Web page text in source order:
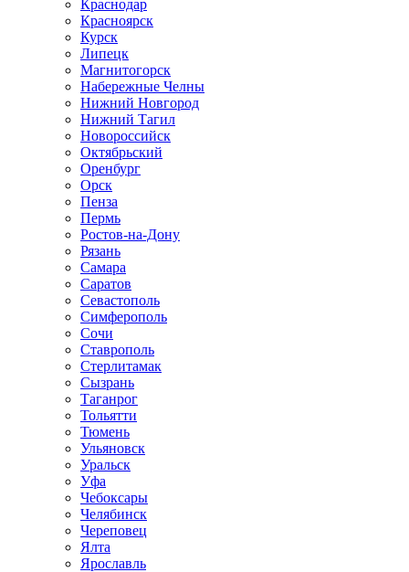
Краснодар
Красноярск
Курск
Липецк
Магнитогорск
Набережные Челны
Нижний Новгород
Нижний Тагил
Новороссийск
Октябрьский
Оренбург
Орск
Пенза
Пермь
Ростов-на-Дону
Рязань
Самара
Саратов
Севастополь
Симферополь
Сочи
Ставрополь
Стерлитамак
Сызрань
Таганрог
Тольятти
Тюмень
Ульяновск
Уральск
Уфа
Чебоксары
Челябинск
Череповец
Ялта
Ярославль